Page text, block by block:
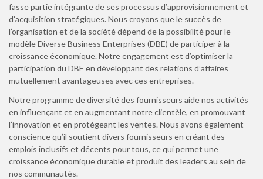
fasse partie intégrante de ses processus d’approvisionnement et
d’acquisition stratégiques. Nous croyons que le succès de
l’organisation et de la société dépend de la possibilité pour le
modèle Diverse Business Enterprises (DBE) de participer à la
croissance économique. Notre engagement est d’optimiser la
participation du DBE en développant des relations d’affaires
mutuellement avantageuses avec ces entreprises.
Notre programme de diversité des fournisseurs aide nos activités
en influençant et en augmentant notre clientèle, en promouvant
l’innovation et en protégeant les ventes. Nous avons également
conscience qu’il soutient divers fournisseurs en créant des
emplois inclusifs et décents pour tous, ce qui permet une
croissance économique durable et produit des leaders au sein de
nos communautés.